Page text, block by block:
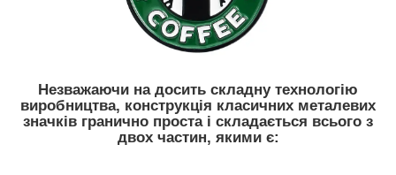
Незважаючи на досить складну технологію
виробництва, конструкція класичних металевих
значків гранично проста і складається всього з
двох частин, якими є: